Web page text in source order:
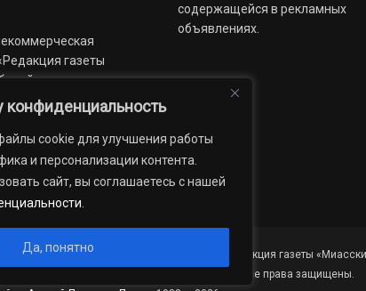
cookie для улучшения работы
и персонализации контента.
сайт, вы соглашаетесь с нашей
Да, понятно
газеты
дом
содержащейся в рекламных
объявлениях.
некоммерческая организация «Редакция газеты
учреждение «Издательский дом «Губерния». Все права защищены.